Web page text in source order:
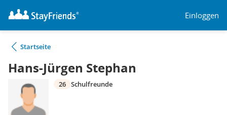
Einloggen
Startseite
Hans-Jürgen Stephan
26 Schulfreunde